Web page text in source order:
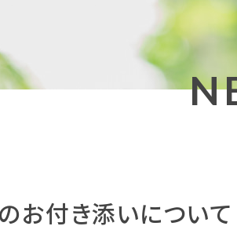
お付き添いについて